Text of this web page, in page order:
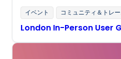
イベント コミュニティ＆トレ
London In-Person User